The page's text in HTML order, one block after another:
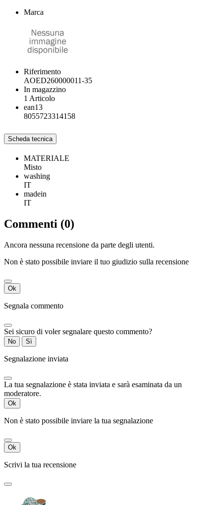
Marca
Riferimento
AOED260000011-35
In magazzino
1 Articolo
ean13
8055723314158
Scheda tecnica
MATERIALE
Misto
washing
IT
madein
IT
Commenti (0)
Ancora nessuna recensione da parte degli utenti.
Non è stato possibile inviare il tuo giudizio sulla recensione
Ok
Segnala commento
Sei sicuro di voler segnalare questo commento?
No Sì
Segnalazione inviata
La tua segnalazione è stata inviata e sarà esaminata da un
moderatore.
Ok
Non è stato possibile inviare la tua segnalazione
Ok
Scrivi la tua recensione